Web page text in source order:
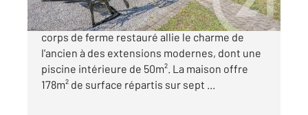
Niché au cœur d'un parc de plus de 1000m², ce
corps de ferme restauré allie le charme de
l'ancien à des extensions modernes, dont une
piscine intérieure de 50m². La maison offre
178m² de surface répartis sur sept ...